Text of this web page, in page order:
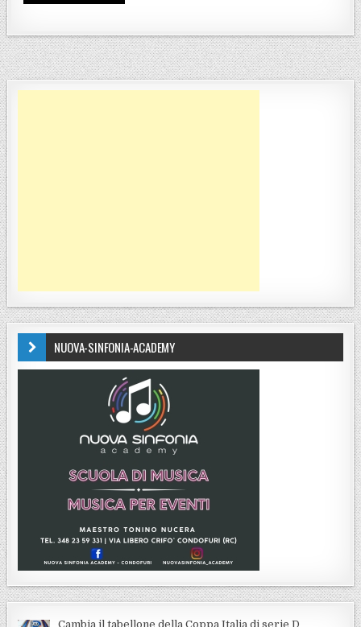
NUOVA-SINFONIA-ACADEMY
Cambia il tabellone della Coppa Italia di serie D